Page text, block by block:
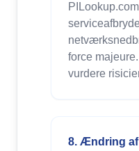
force
vurdere
8. Ændring